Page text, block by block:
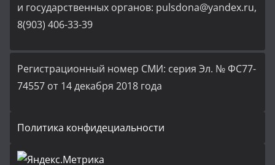
и государственных органов: pulsdona@yandex.ru,
8(903) 406-33-39
Регистрационный номер СМИ: серия Эл. № ФС77-
74557 от 14 декабря 2018 года
Политика конфидециальности